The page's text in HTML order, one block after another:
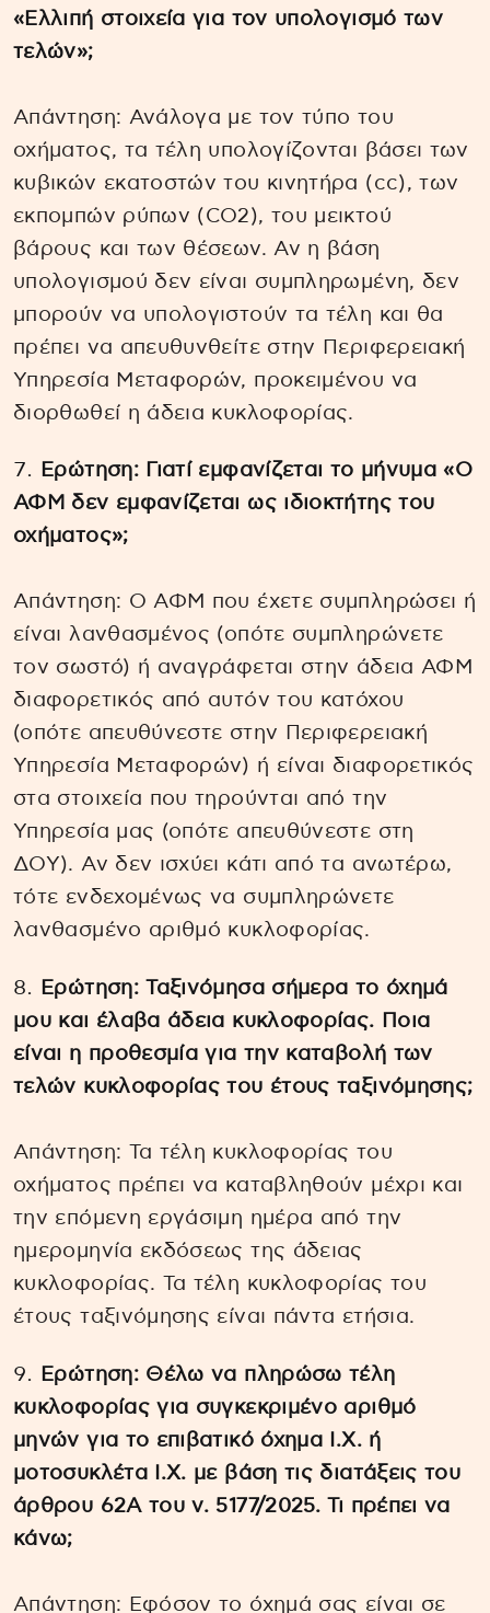
«Ελλιπή στοιχεία για τον υπολογισμό των
τελών»;
Απάντηση: Ανάλογα με τον τύπο του
οχήματος, τα τέλη υπολογίζονται βάσει των
κυβικών εκατοστών του κινητήρα (cc), των
εκπομπών ρύπων (CO2), του μεικτού
βάρους και των θέσεων. Αν η βάση
υπολογισμού δεν είναι συμπληρωμένη, δεν
μπορούν να υπολογιστούν τα τέλη και θα
πρέπει να απευθυνθείτε στην Περιφερειακή
Υπηρεσία Μεταφορών, προκειμένου να
διορθωθεί η άδεια κυκλοφορίας.
Ερώτηση: Γιατί εμφανίζεται το μήνυμα «Ο
ΑΦΜ δεν εμφανίζεται ως ιδιοκτήτης του
οχήματος»;
Απάντηση: Ο ΑΦΜ που έχετε συμπληρώσει ή
είναι λανθασμένος (οπότε συμπληρώνετε
τον σωστό) ή αναγράφεται στην άδεια ΑΦΜ
διαφορετικός από αυτόν του κατόχου
(οπότε απευθύνεστε στην Περιφερειακή
Υπηρεσία Μεταφορών) ή είναι διαφορετικός
στα στοιχεία που τηρούνται από την
Υπηρεσία μας (οπότε απευθύνεστε στη
ΔΟΥ). Αν δεν ισχύει κάτι από τα ανωτέρω,
τότε ενδεχομένως να συμπληρώνετε
λανθασμένο αριθμό κυκλοφορίας.
Ερώτηση: Ταξινόμησα σήμερα το όχημά
μου και έλαβα άδεια κυκλοφορίας. Ποια
είναι η προθεσμία για την καταβολή των
τελών κυκλοφορίας του έτους ταξινόμησης;
Απάντηση: Τα τέλη κυκλοφορίας του
οχήματος πρέπει να καταβληθούν μέχρι και
την επόμενη εργάσιμη ημέρα από την
ημερομηνία εκδόσεως της άδειας
κυκλοφορίας. Τα τέλη κυκλοφορίας του
έτους ταξινόμησης είναι πάντα ετήσια.
Ερώτηση: Θέλω να πληρώσω τέλη
κυκλοφορίας για συγκεκριμένο αριθμό
μηνών για το επιβατικό όχημα Ι.Χ. ή
μοτοσυκλέτα Ι.Χ. με βάση τις διατάξεις του
άρθρου 62Α του ν. 5177/2025. Τι πρέπει να
κάνω;
Απάντηση: Εφόσον το όχημά σας είναι σε